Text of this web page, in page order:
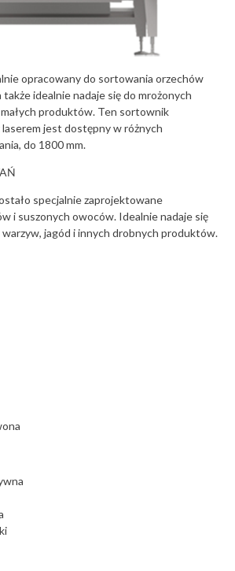
opracowany do sortowania orzechów
idealnie nadaje się do mrożonych
produktów. Ten sortownik
jest dostępny w różnych
do 1800 mm.
specjalnie zaprojektowane
i suszonych owoców. Idealnie nadaje się
jagód i innych drobnych produktów.